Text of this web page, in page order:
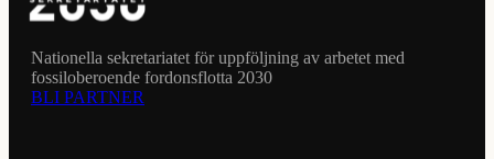
Nationella sekretariatet för uppföljning av arbetet med
fossiloberoende fordonsflotta 2030
BLI PARTNER